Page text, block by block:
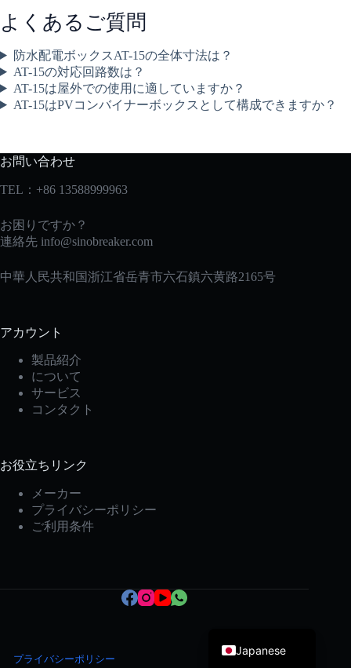
よくあるご質問
防水配電ボックスAT-15の全体寸法は？
AT-15の対応回路数は？
AT-15は屋外での使用に適していますか？
AT-15はPVコンバイナーボックスとして構成できますか？
お問い合わせ
TEL：+86 13588999963
お困りですか？
連絡先 info@sinobreaker.com
中華人民共和国浙江省岳青市六石鎮六黄路2165号
アカウント
製品紹介
について
サービス
コンタクト
お役立ちリンク
メーカー
プライバシーポリシー
ご利用条件
プライバシーポリシー
Japanese